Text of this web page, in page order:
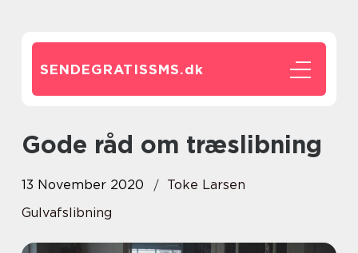
SENDEGRATISSMS.dk
Gode råd om træslibning
13 November 2020
Toke Larsen
Gulvafslibning